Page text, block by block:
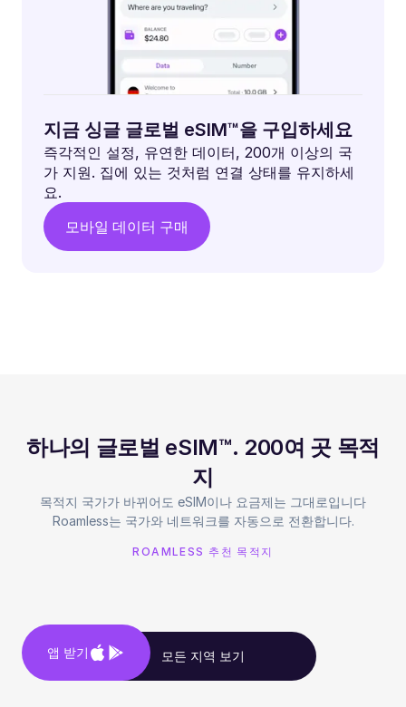
지금 싱글 글로벌 eSIM™을 구입하세요
즉각적인 설정, 유연한 데이터, 200개 이상의 국
가 지원. 집에 있는 것처럼 연결 상태를 유지하세
요.
모바일 데이터 구매
하나의 글로벌 eSIM™. 200여 곳 목적
지
목적지 국가가 바뀌어도 eSIM이나 요금제는 그대로입니다
Roamless는 국가와 네트워크를 자동으로 전환합니다.
ROAMLESS 추천 목적지
모든 지역 보기
앱 받기